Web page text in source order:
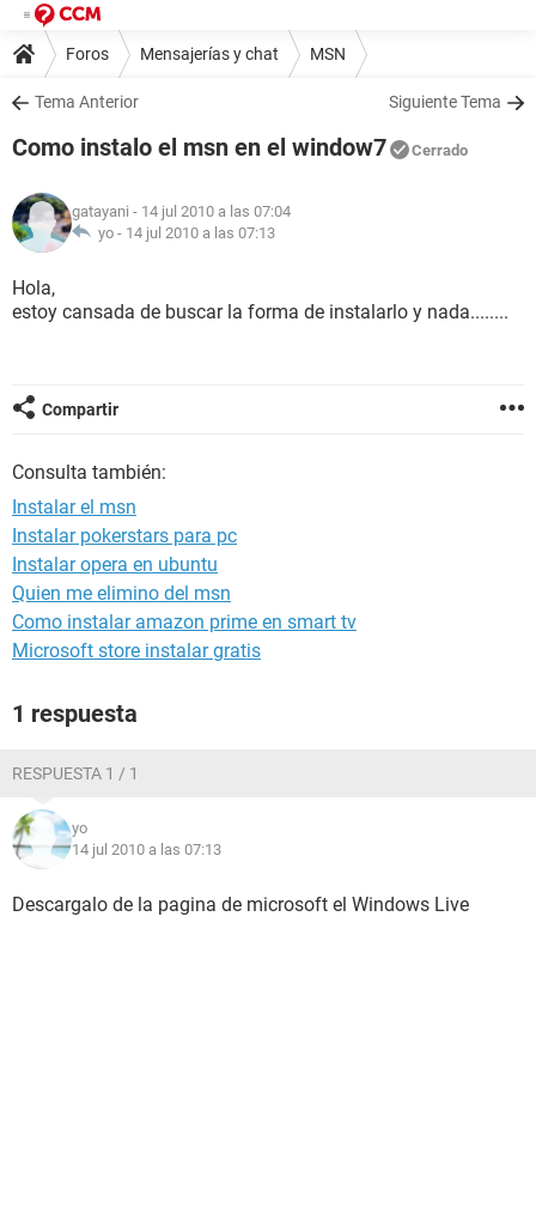
Foros Mensajerías y chat MSN
Tema Anterior Siguiente Tema
Como instalo el msn en el window7 Cerrado
gatayani - 14 jul 2010 a las 07:04
yo - 14 jul 2010 a las 07:13
Hola,
estoy cansada de buscar la forma de instalarlo y nada........
Compartir
Consulta también:
Instalar el msn
Instalar pokerstars para pc
Instalar opera en ubuntu
Quien me elimino del msn
Como instalar amazon prime en smart tv
Microsoft store instalar gratis
1 respuesta
RESPUESTA 1 / 1
yo
14 jul 2010 a las 07:13
Descargalo de la pagina de microsoft el Windows Live